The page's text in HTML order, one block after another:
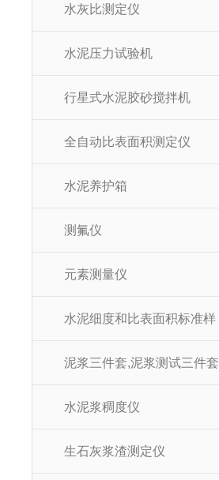
水灰比测定仪
水泥压力试验机
行星式水泥胶砂搅拌机
全自动比表面积测定仪
水泥养护箱
测氟仪
元素测量仪
水泥细度和比表面积标准样
泥浆三件套,泥浆测试三件套
水泥浆稠度仪
生石灰浆渣测定仪